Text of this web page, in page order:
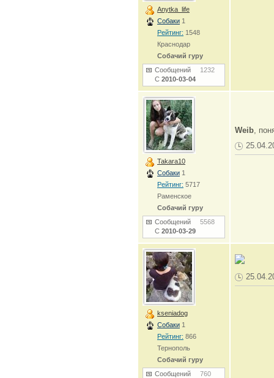
Anytka_life
Собаки 1
Рейтинг: 1548
Краснодар
Собачий гуру
Сообщений 1232
С 2010-03-04
Takara10
Собаки 1
Рейтинг: 5717
Раменское
Собачий гуру
Сообщений 5568
С 2010-03-29
Weib,
kseniadog
Собаки 1
Рейтинг: 866
Тернополь
Собачий гуру
Сообщений 760